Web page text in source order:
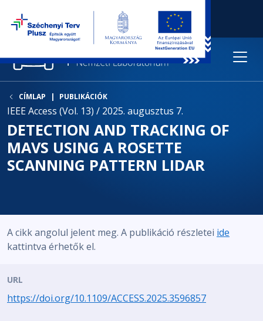
CÍMLAP PUBLIKÁCIÓK
IEEE Access (Vol. 13) / 2025. augusztus 7.
DETECTION AND TRACKING OF
MAVS USING A ROSETTE
SCANNING PATTERN LIDAR
A cikk angolul jelent meg. A publikáció részletei ide
kattintva érhetők el.
URL
https://doi.org/10.1109/ACCESS.2025.3596857